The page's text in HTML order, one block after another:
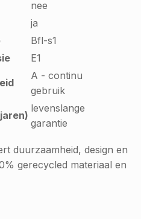
nee
ja
Bfl-s1
E1
A - continu
gebruik
levenslange
garantie
duurzaamheid, design en
gerecycled materiaal en